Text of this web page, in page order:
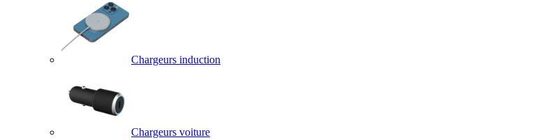
Chargeurs induction
Chargeurs voiture